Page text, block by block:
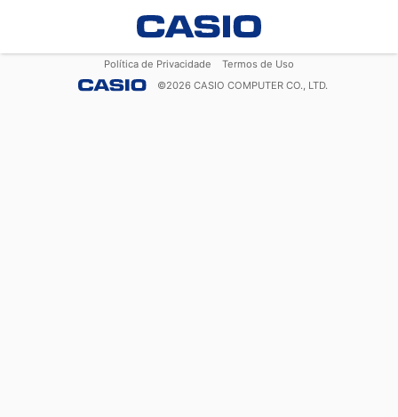
Política de Privacidade
Termos de Uso
©2026 CASIO COMPUTER CO., LTD.